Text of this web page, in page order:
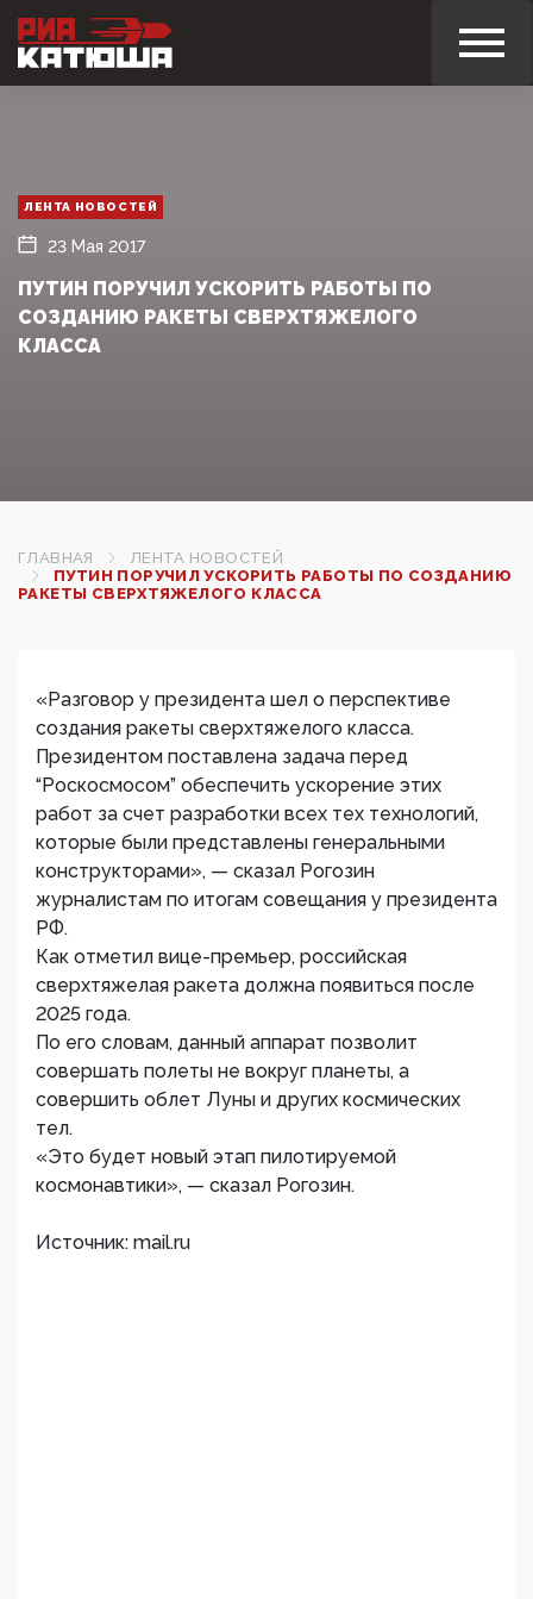
ЛЕНТА НОВОСТЕЙ
23 Мая 2017
ПУТИН ПОРУЧИЛ УСКОРИТЬ РАБОТЫ ПО
СОЗДАНИЮ РАКЕТЫ СВЕРХТЯЖЕЛОГО
КЛАССА
ГЛАВНАЯ
ЛЕНТА НОВОСТЕЙ
ПУТИН ПОРУЧИЛ УСКОРИТЬ РАБОТЫ ПО СОЗДАНИЮ
РАКЕТЫ СВЕРХТЯЖЕЛОГО КЛАССА
«Разговор у президента шел о перспективе
создания ракеты сверхтяжелого класса.
Президентом поставлена задача перед
“Роскосмосом” обеспечить ускорение этих
работ за счет разработки всех тех технологий,
которые были представлены генеральными
конструкторами», — сказал Рогозин
журналистам по итогам совещания у президента
РФ.
Как отметил вице-премьер, российская
сверхтяжелая ракета должна появиться после
2025 года.
По его словам, данный аппарат позволит
совершать полеты не вокруг планеты, а
совершить облет Луны и других космических
тел.
«Это будет новый этап пилотируемой
космонавтики», — сказал Рогозин.
Источник: mail.ru